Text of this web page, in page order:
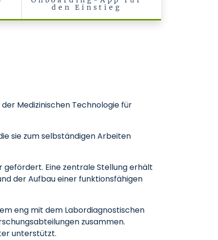
den Einstieg
Medizinischen Technologie für
sie zum selbständigen Arbeiten
Eine zentrale Stellung erhält
der Aufbau einer funktionsfähigen
eng mit dem Labordiagnostischen
zusammen.
unterstützt.